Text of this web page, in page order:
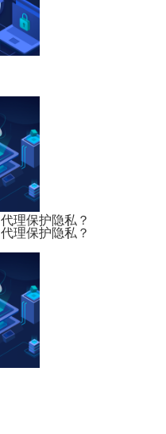
理保护隐私？
理保护隐私？